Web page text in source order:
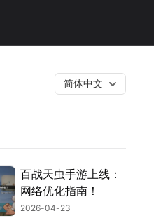
简体中文
百战天虫手游上线：
网络优化指南！
2026-04-23